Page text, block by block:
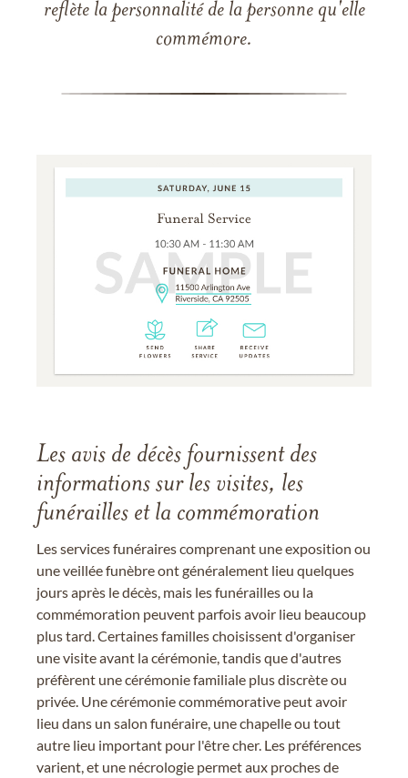
reflète la personnalité de la personne qu'elle
commémore.
Les avis de décès fournissent des
informations sur les visites, les
funérailles et la commémoration
Les services funéraires comprenant une exposition ou
une veillée funèbre ont généralement lieu quelques
jours après le décès, mais les funérailles ou la
commémoration peuvent parfois avoir lieu beaucoup
plus tard. Certaines familles choisissent d'organiser
une visite avant la cérémonie, tandis que d'autres
préfèrent une cérémonie familiale plus discrète ou
privée. Une cérémonie commémorative peut avoir
lieu dans un salon funéraire, une chapelle ou tout
autre lieu important pour l'être cher. Les préférences
varient, et une nécrologie permet aux proches de